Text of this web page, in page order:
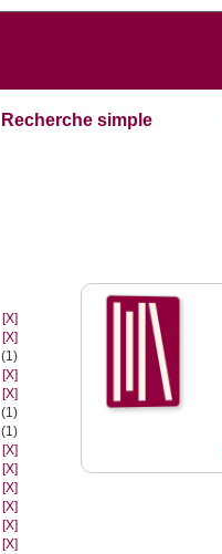
Recherche simple
[X]
[X]
(1)
[X]
[X]
(1)
(1)
[X]
[X]
[X]
[X]
[X]
[X]